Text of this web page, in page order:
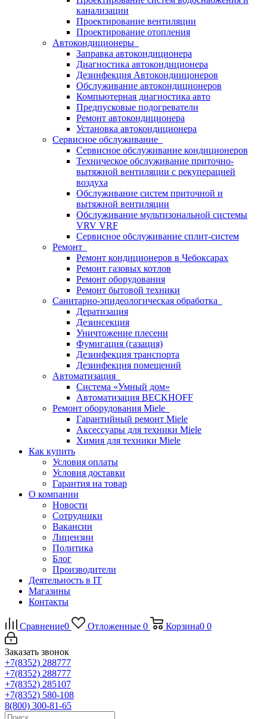
канализации
Проектирование вентиляции
Проектирование отопления
Автокондиционеры
Заправка автокондиционера
Диагностика автокондиционера
Дезинфекция Автокондиицонеров
Обслуживание автокондиционеров
Компьютерная диагностика авто
Предпусковые подогреватели
Ремонт автокондиционера
Установка автокондиционера
Сервисное обслуживание
Сервисное обслуживание кондиционеров
Техническое обслуживание приточно-
вытяжной вентиляции с рекуперацией
воздуха
Обслуживание систем приточной и
вытяжной вентиляции
Обслуживание мультизональной системы
VRV VRF
Сервисное обслуживание сплит-систем
Ремонт
Ремонт кондиционеров в Чебоксарах
Ремонт газовых котлов
Ремонт оборудования
Ремонт бытовой техники
Санитарно-эпидеологическая обработка
Дератизация
Дезинсекция
Уничтожение плесени
Фумигация (газация)
Дезинфекция транспорта
Дезинфекция помещений
Автоматизация
Система «Умный дом»
Автоматизация BECKHOFF
Ремонт оборудования Miele
Гарантийный ремонт Miele
Аксессуары для техники Miele
Химия для техники Miele
Как купить
Условия оплаты
Условия доставки
Гарантия на товар
О компании
Новости
Сотрудники
Вакансии
Лицензии
Политика
Блог
Производители
Деятельность в IT
Магазины
Контакты
Сравнение0 Отложенные 0 Корзина0 0
Заказать звонок
+7(8352) 288777
+7(8352) 288777
+7(8352) 285107
+7(8352) 580-108
8(800) 300-81-65